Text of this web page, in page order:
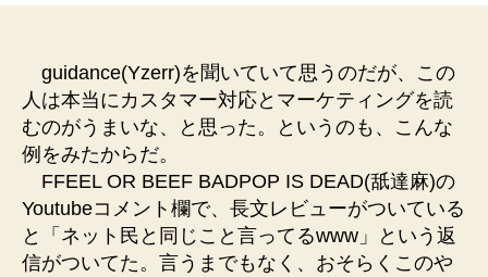
guidance(Yzerr)を聞いていて思うのだが、この
人は本当にカスタマー対応とマーケティングを読
むのがうまいな、と思った。というのも、こんな
例をみたからだ。
FFEEL OR BEEF BADPOP IS DEAD(舐達麻)の
Youtubeコメント欄で、長文レビューがついている
と「ネット民と同じこと言ってるwww」という返
信がついてた。言うまでもなく、おそらくこのや